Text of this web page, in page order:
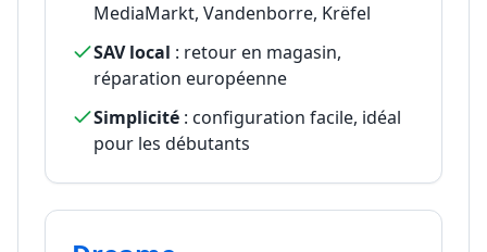
MediaMarkt, Vandenborre, Krëfel
SAV local : retour en magasin,
réparation européenne
Simplicité : configuration facile, idéal
pour les débutants